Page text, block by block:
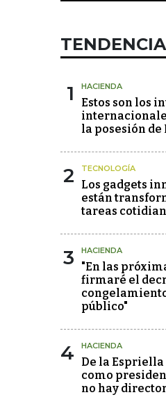
1 HACIENDA
Estos son los
la posesión
2 TECNOLOGÍA
Los gadgets
están
tareas
3 HACIENDA
"En las
firmaré el
público"
4 HACIENDA
De la Espriella
como
no hay